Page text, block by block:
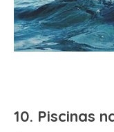
10. Piscinas